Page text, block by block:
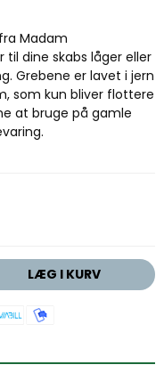
Madam
dine skabs låger eller
Grebene er lavet i jern
som kun bliver flottere
at bruge på gamle
LÆG I KURV